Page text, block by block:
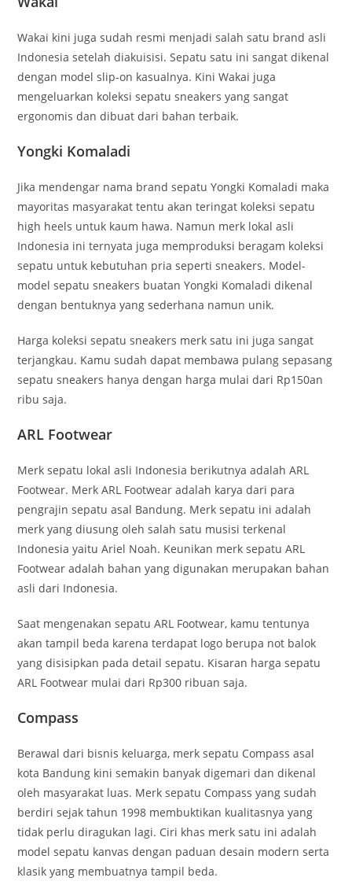
Wakai kini juga sudah resmi menjadi salah satu brand asli
Indonesia setelah diakuisisi. Sepatu satu ini sangat dikenal
dengan model slip-on kasualnya. Kini Wakai juga
mengeluarkan koleksi sepatu sneakers yang sangat
ergonomis dan dibuat dari bahan terbaik.
Yongki Komaladi
Jika mendengar nama brand sepatu Yongki Komaladi maka
mayoritas masyarakat tentu akan teringat koleksi sepatu
high heels untuk kaum hawa. Namun merk lokal asli
Indonesia ini ternyata juga memproduksi beragam koleksi
sepatu untuk kebutuhan pria seperti sneakers. Model-
model sepatu sneakers buatan Yongki Komaladi dikenal
dengan bentuknya yang sederhana namun unik.
Harga koleksi sepatu sneakers merk satu ini juga sangat
terjangkau. Kamu sudah dapat membawa pulang sepasang
sepatu sneakers hanya dengan harga mulai dari Rp150an
ribu saja.
ARL Footwear
Merk sepatu lokal asli Indonesia berikutnya adalah ARL
Footwear. Merk ARL Footwear adalah karya dari para
pengrajin sepatu asal Bandung. Merk sepatu ini adalah
merk yang diusung oleh salah satu musisi terkenal
Indonesia yaitu Ariel Noah. Keunikan merk sepatu ARL
Footwear adalah bahan yang digunakan merupakan bahan
asli dari Indonesia.
Saat mengenakan sepatu ARL Footwear, kamu tentunya
akan tampil beda karena terdapat logo berupa not balok
yang disisipkan pada detail sepatu. Kisaran harga sepatu
ARL Footwear mulai dari Rp300 ribuan saja.
Compass
Berawal dari bisnis keluarga, merk sepatu Compass asal
kota Bandung kini semakin banyak digemari dan dikenal
oleh masyarakat luas. Merk sepatu Compass yang sudah
berdiri sejak tahun 1998 membuktikan kualitasnya yang
tidak perlu diragukan lagi. Ciri khas merk satu ini adalah
model sepatu kanvas dengan paduan desain modern serta
klasik yang membuatnya tampil beda.